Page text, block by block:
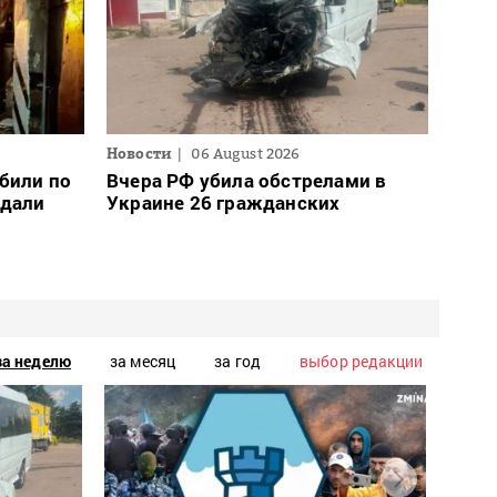
по
Новости 06 August 2026
Вчера РФ убила обстрелами в
Украине 26 гражданских
неделю за месяц за год выбор редакции